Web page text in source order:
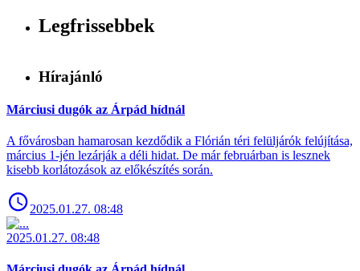
Legfrissebbek
Hírajánló
Márciusi dugók az Árpád hídnál
A fővárosban hamarosan kezdődik a Flórián téri felüljárók felújítása,
március 1-jén lezárják a déli hidat. De már februárban is lesznek
kisebb korlátozások az előkészítés során.
2025.01.27. 08:48
2025.01.27. 08:48